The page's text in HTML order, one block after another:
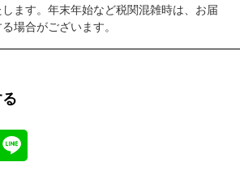
ます。年末年始など税関混雑時は、お届
場合がございます。